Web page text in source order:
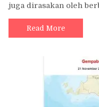
juga dirasakan oleh
Read More